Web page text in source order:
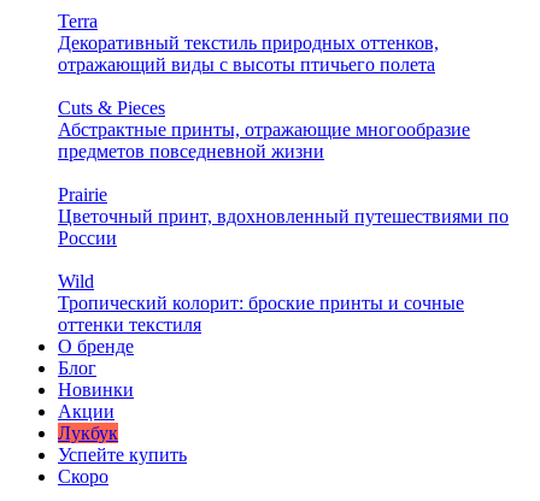
Terra
Декоративный текстиль природных оттенков,
отражающий виды с высоты птичьего полета
Cuts & Pieces
Абстрактные принты, отражающие многообразие
предметов повседневной жизни
Prairie
Цветочный принт, вдохновленный путешествиями по
России
Wild
Тропический колорит: броские принты и сочные
оттенки текстиля
О бренде
Блог
Новинки
Акции
Лукбук
Успейте купить
Скоро